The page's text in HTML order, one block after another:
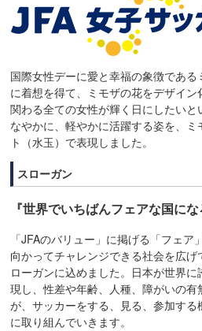
国際女性デーに愛と幸福の象徴であ
に着想を得て、ミモザの花をデザイ
関わる全ての女性が輝く日にしたい
なやかに、軽やかに活躍する姿を、
ト（水玉）で表現しました。
スローガン
『世界でいちばんフェアな国にな
「JFAのバリュー」に掲げる「フェ
向かってチャレンジできる社会を広
ローガンに込めました。日本が世界
現し、性差や年齢、人種、障がいの
が、サッカーをする、見る、参加す
に取り組んでいきます。